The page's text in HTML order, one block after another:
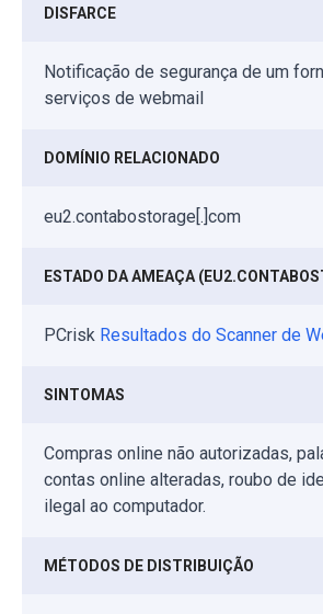
DISFARCE
Notificação de segurança de um
serviços de webmail
DOMÍNIO RELACIONADO
eu2.contabostorage[.]com
ESTADO DA AMEAÇA
PCrisk Resultados do Scanner de
SINTOMAS
Compras online não autorizadas,
contas online alteradas, roubo de
ilegal ao computador.
MÉTODOS DE DISTRIBUIÇÃO